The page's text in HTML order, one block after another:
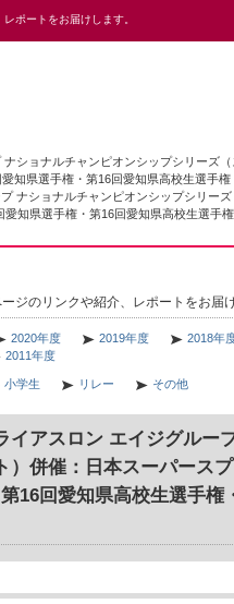
ポートをお届けします。
ショナルチャンピオンシップシリーズ
知県選手権・第16回愛知県高校生選手
ナショナルチャンピオンシップシリー
知県選手権・第16回愛知県高校生選手
ジのリンクや紹介、レポートをお届け
2020年度 2019年度 2018年
2011年度
小学生 リレー その他
アスロン エイジグルー
併催：日本スーパース
16回愛知県高校生選手権